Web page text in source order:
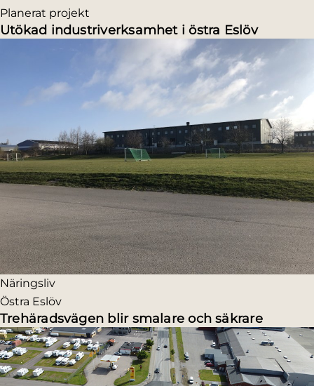
Planerat projekt
Utökad industriverksamhet i östra Eslöv
Näringsliv
Östra Eslöv
Trehäradsvägen blir smalare och säkrare